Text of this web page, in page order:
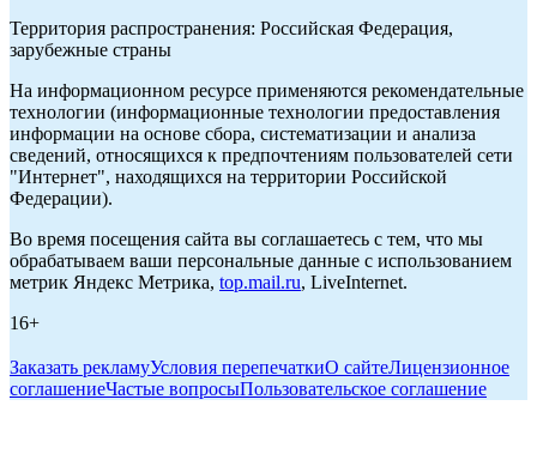
Территория распространения: Российская Федерация,
зарубежные страны
На информационном ресурсе применяются рекомендательные
технологии (информационные технологии предоставления
информации на основе сбора, систематизации и анализа
сведений, относящихся к предпочтениям пользователей сети
"Интернет", находящихся на территории Российской
Федерации).
Во время посещения сайта вы соглашаетесь с тем, что мы
обрабатываем ваши персональные данные с использованием
метрик Яндекс Метрика, top.mail.ru, LiveInternet.
16+
Заказать рекламуУсловия перепечаткиО сайтеЛицензионное
соглашениеЧастые вопросыПользовательское соглашение